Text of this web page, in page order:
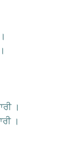
।
।